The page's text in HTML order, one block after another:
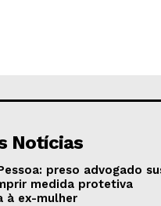
Notícias
preso advogado
medida protetiva
à ex-mulher